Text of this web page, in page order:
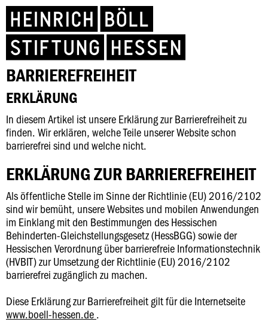
BARRIEREFREIHEIT
ERKLÄRUNG
In diesem Artikel ist unsere Erklärung zur Barrierefreiheit zu
finden. Wir erklären, welche Teile unserer Website schon
barrierefrei sind und welche nicht.
ERKLÄRUNG ZUR BARRIEREFREIHEIT
Als öffentliche Stelle im Sinne der Richtlinie (EU) 2016/2102
sind wir bemüht, unsere Websites und mobilen Anwendungen
im Einklang mit den Bestimmungen des Hessischen
Behinderten-Gleichstellungsgesetz (HessBGG) sowie der
Hessischen Verordnung über barrierefreie Informationstechnik
(HVBIT) zur Umsetzung der Richtlinie (EU) 2016/2102
barrierefrei zugänglich zu machen.
Diese Erklärung zur Barrierefreiheit gilt für die Internetseite
www.boell-hessen.de .